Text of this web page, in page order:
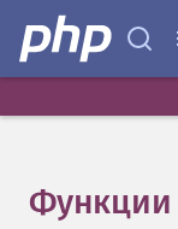
Функции